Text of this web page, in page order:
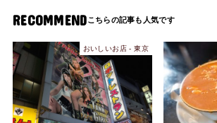
RECOMMEND
おいしいお店 - 東京